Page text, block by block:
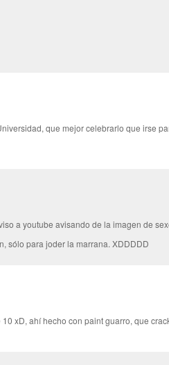
que mejor celebrarlo que irse
a youtube avisando de la imagen de
sólo para joder la marrana. XDDDDD
xD, ahí hecho con paint guarro, que